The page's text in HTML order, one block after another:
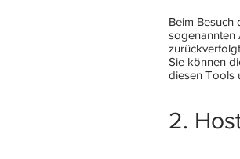
Beim Besuch
sogenannten
Sie können
diesen Tools
2.